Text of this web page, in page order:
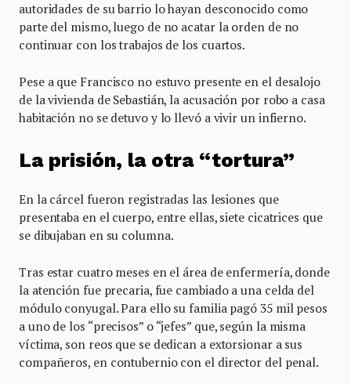
autoridades de su barrio lo hayan desconocido como
parte del mismo, luego de no acatar la orden de no
continuar con los trabajos de los cuartos.
Pese a que Francisco no estuvo presente en el desalojo
de la vivienda de Sebastián, la acusación por robo a casa
habitación no se detuvo y lo llevó a vivir un infierno.
La prisión, la otra “tortura”
En la cárcel fueron registradas las lesiones que
presentaba en el cuerpo, entre ellas, siete cicatrices que
se dibujaban en su columna.
Tras estar cuatro meses en el área de enfermería, donde
la atención fue precaria, fue cambiado a una celda del
módulo conyugal. Para ello su familia pagó 35 mil pesos
a uno de los “precisos” o “jefes” que, según la misma
víctima, son reos que se dedican a extorsionar a sus
compañeros, en contubernio con el director del penal.